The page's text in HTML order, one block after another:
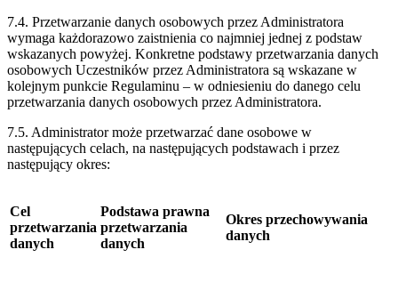
7.4. Przetwarzanie danych osobowych przez Administratora
wymaga każdorazowo zaistnienia co najmniej jednej z podstaw
wskazanych powyżej. Konkretne podstawy przetwarzania danych
osobowych Uczestników przez Administratora są wskazane w
kolejnym punkcie Regulaminu – w odniesieniu do danego celu
przetwarzania danych osobowych przez Administratora.
7.5. Administrator może przetwarzać dane osobowe w
następujących celach, na następujących podstawach i przez
następujący okres:
Cel
przetwarzania
danych
Podstawa prawna
przetwarzania
danych
Okres przechowywania
danych